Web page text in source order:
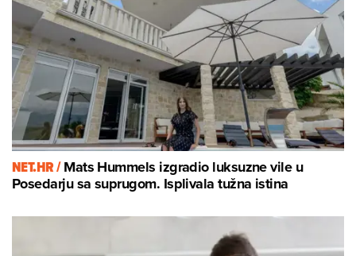
NET.HR /Mats Hummels izgradio luksuzne vile u
Posedarju sa suprugom. Isplivala tužna istina